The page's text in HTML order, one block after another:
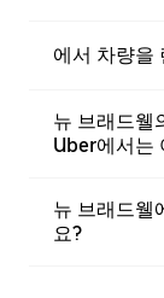
에서 차량을
뉴 브래드웰
Uber에서는
뉴 브래드웰
요?